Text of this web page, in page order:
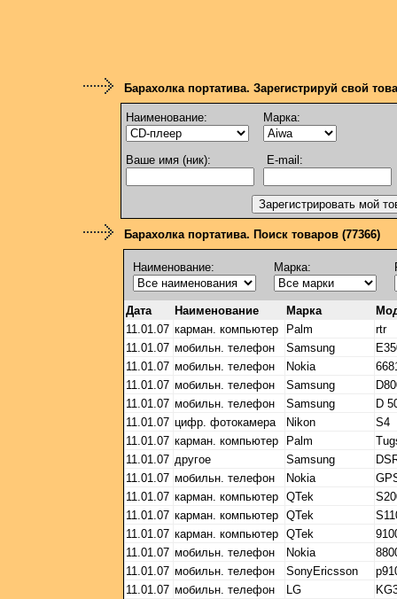
Барахолка портатива. Зарегистрируй свой
Наименование: Марка:
Ваше имя (ник): E-mail:
Барахолка портатива. Поиск товаров (77366)
Наименование: Марка:
Дата Наименование Марка
11.01.07 карман. компьютер Palm
rtr
11.01.07 мобильн. телефон Samsung
11.01.07 мобильн. телефон Nokia
11.01.07 мобильн. телефон Samsung
11.01.07 мобильн. телефон Samsung
D
11.01.07 цифр. фотокамера Nikon
S4
11.01.07 карман. компьютер Palm
11.01.07 другое Samsung
11.01.07 мобильн. телефон Nokia
11.01.07 карман. компьютер QTek
11.01.07 карман. компьютер QTek
11.01.07 карман. компьютер QTek
11.01.07 мобильн. телефон Nokia
11.01.07 мобильн. телефон SonyEricsson
11.01.07 мобильн. телефон LG